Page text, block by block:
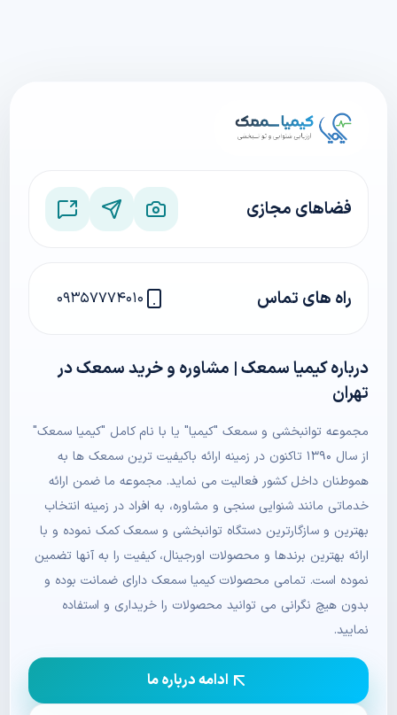
فضاهای مجازی
راه های تماس ۰۹۳۵۷۷۷۴۰۱۰
درباره کیمیا سمعک | مشاوره و خرید سمعک در
تهران
مجموعه توانبخشی و سمعک "کیمیا" یا با نام کامل "کیمیا سمعک"
از سال ۱۳۹۰ تاکنون در زمینه ارائه باکیفیت ترین سمعک ها به
هموطنان داخل کشور فعالیت می نماید. مجموعه ما ضمن ارائه
خدماتی مانند شنوایی سنجی و مشاوره، به افراد در زمینه انتخاب
بهترین و سازگارترین دستگاه توانبخشی و سمعک کمک نموده و با
ارائه بهترین برندها و محصولات اورجینال، کیفیت را به آنها تضمین
نموده است. تمامی محصولات کیمیا سمعک دارای ضمانت بوده و
بدون هیچ نگرانی می توانید محصولات را خریداری و استفاده
نمایید.
ادامه درباره ما